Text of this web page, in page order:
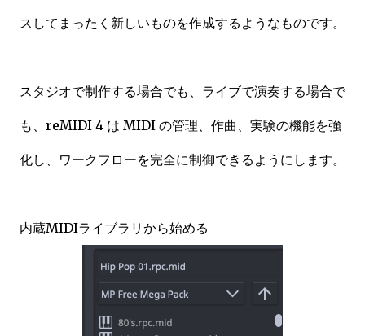
スしてまったく新しいものを作成するようなものです。
スタジオで制作する場合でも、ライブで演奏する場合で
も、reMIDI 4 は MIDI の管理、作曲、実験の機能を強
化し、ワークフローを完全に制御できるようにします。
内蔵MIDIライブラリから始める